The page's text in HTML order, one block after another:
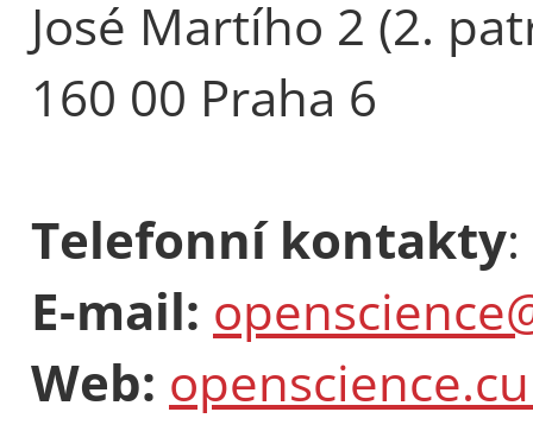
José Martího 2 (2.
160 00 Praha 6
Telefonní kontakty:
E-mail:
Web: